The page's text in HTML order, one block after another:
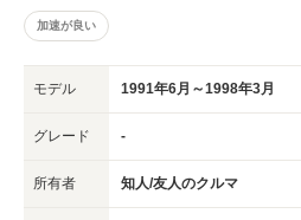
加速が良い
モデル 1991年6月～1998年3月
グレード -
所有者 知人/友人のクルマ